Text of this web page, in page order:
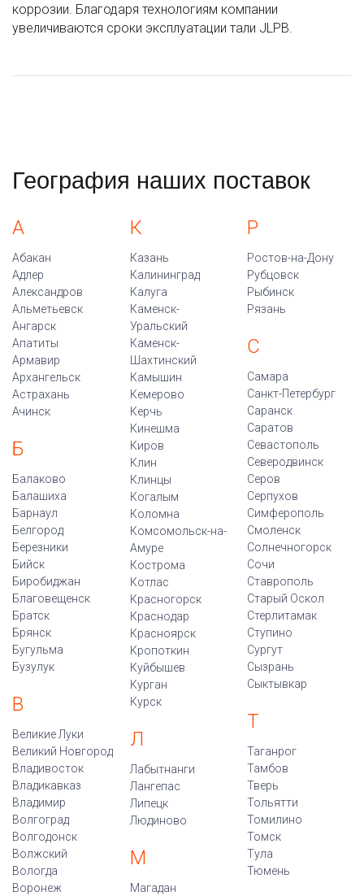
коррозии. Благодаря технологиям компании
увеличиваются сроки эксплуатации тали JLPB.
География наших поставок
А
Абакан
Адлер
Александров
Альметьевск
Ангарск
Апатиты
Армавир
Архангельск
Астрахань
Ачинск
Б
Балаково
Балашиха
Барнаул
Белгород
Березники
Бийск
Биробиджан
Благовещенск
Братск
Брянск
Бугульма
Бузулук
В
Великие Луки
Великий Новгород
Владивосток
Владикавказ
Владимир
Волгоград
Волгодонск
Волжский
Вологда
Воронеж
К
Казань
Калининград
Калуга
Каменск-
Уральский
Каменск-
Шахтинский
Камышин
Кемерово
Керчь
Кинешма
Киров
Клин
Клинцы
Когалым
Коломна
Комсомольск-на-
Амуре
Кострома
Котлас
Красногорск
Краснодар
Красноярск
Кропоткин
Куйбышев
Курган
Курск
Л
Лабытнанги
Лангепас
Липецк
Людиново
М
Магадан
Р
Ростов-на-Дону
Рубцовск
Рыбинск
Рязань
С
Самара
Санкт-Петербург
Саранск
Саратов
Севастополь
Северодвинск
Серов
Серпухов
Симферополь
Смоленск
Солнечногорск
Сочи
Ставрополь
Старый Оскол
Стерлитамак
Ступино
Сургут
Сызрань
Сыктывкар
Т
Таганрог
Тамбов
Тверь
Тольятти
Томилино
Томск
Тула
Тюмень